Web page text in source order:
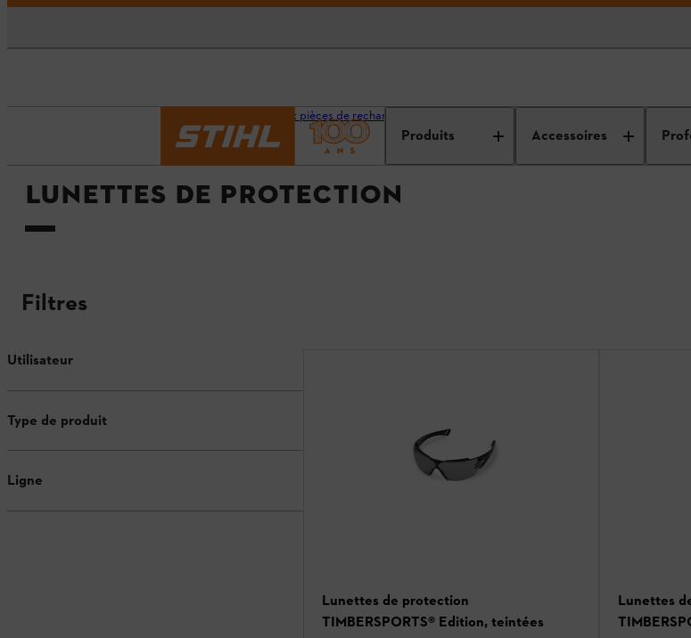
Produits Accessoires
Accessoires et pièces de rechange
LUNETTES DE PROTECTION
Filtres
Utilisateur
Type de produit
Ligne
Lunettes de protection
TIMBERSPORTS® Edition, teintées
Lunettes